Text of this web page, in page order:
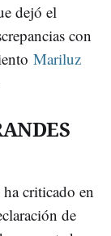
dejó el
con
Mariluz
ha criticado en
de